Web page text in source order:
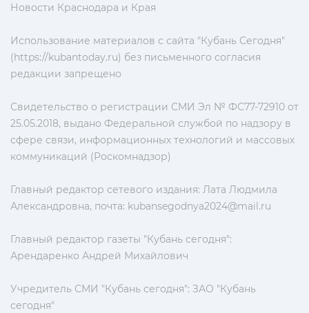
Новости Краснодара и Края
Использование материалов с сайта "Кубань Сегодня"
(https://kubantoday.ru) без письменного согласия
редакции запрещено
Свидетельство о регистрации СМИ Эл № ФС77-72910 от
25.05.2018, выдано Федеральной службой по надзору в
сфере связи, информационных технологий и массовых
коммуникаций (Роскомнадзор)
Главный редактор сетевого издания: Лата Людмила
Александровна, почта: kubansegodnya2024@mail.ru
Главный редактор газеты "Кубань сегодня":
Арендаренко Андрей Михайлович
Учредитель СМИ "Кубань сегодня": ЗАО "Кубань
сегодня"